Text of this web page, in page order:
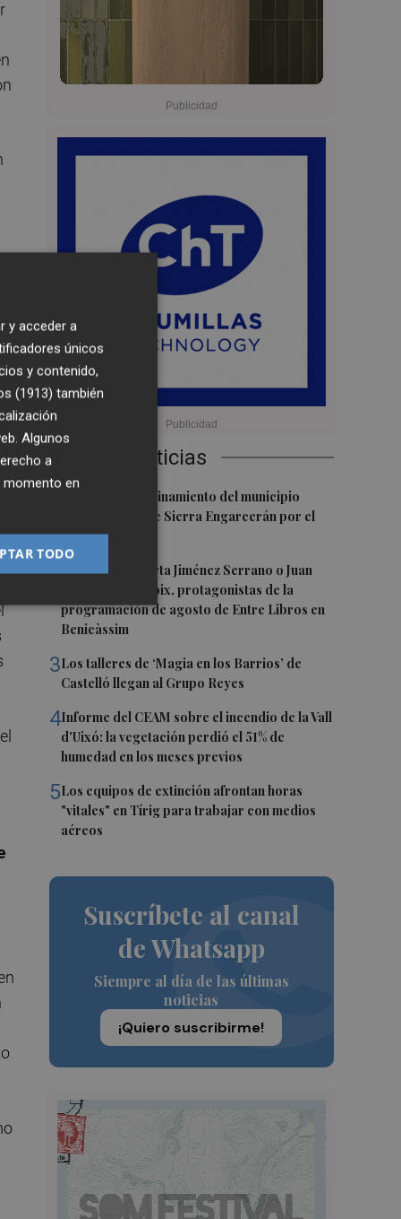
Últimas Noticias
Levantan el confinamiento del municipio
castellonense de Sierra Engarcerán por el
incendio
2Juan Tallón, Marta Jiménez Serrano o Juan
Evaristo Valls Boix, protagonistas de la
programación de agosto de Entre Libros en
Benicàssim
3Los talleres de ‘Magia en los Barrios’ de
Castelló llegan al Grupo Reyes
4Informe del CEAM sobre el incendio de la Vall
d'Uixó: la vegetación perdió el 51% de
humedad en los meses previos
5Los equipos de extinción afrontan horas
"vitales" en Tírig para trabajar con medios
aéreos
Suscríbete al canal
de Whatsapp
Siempre al día de las últimas
noticias
¡Quiero suscribirme!
y acceder a
únicos
y contenido,
(1913) también
Algunos
a
momento en
TODO